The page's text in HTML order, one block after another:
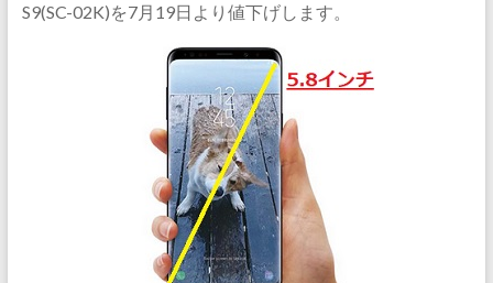
S9(SC-02K)を7月19日より値下げします。